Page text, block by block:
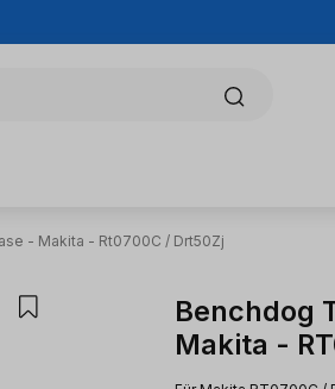
- Makita - Rt0700C / Drt50Zj
Benchdog
Makita -